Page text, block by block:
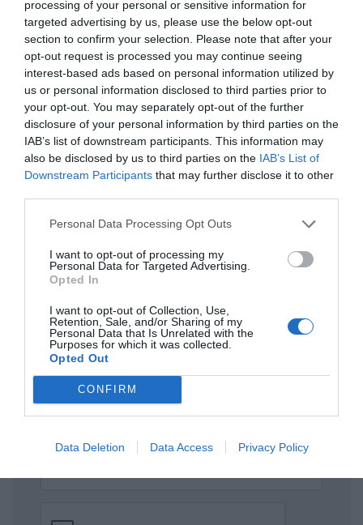
processing of your personal or sensitive information for
targeted advertising by us, please use the below opt-out
section to confirm your selection. Please note that after your
opt-out request is processed you may continue seeing
interest-based ads based on personal information utilized by
us or personal information disclosed to third parties prior to
your opt-out. You may separately opt-out of the further
disclosure of your personal information by third parties on the
IAB’s list of downstream participants. This information may
also be disclosed by us to third parties on the IAB’s List of
Downstream Participants that may further disclose it to other
Personal Data Processing Opt Outs
I want to opt-out of processing my
Personal Data for Targeted Advertising.
Opted In
I want to opt-out of Collection, Use,
Retention, Sale, and/or Sharing of my
Personal Data that Is Unrelated with the
Purposes for which it was collected.
Opted Out
CONFIRM
Data Deletion Data Access Privacy Policy
Η ανωνυμία είναι το καλύτερο κρησφύγετο δειλίας και
χυδαιότητας!
Σχόλια 0
Πρόσθεσε ένα σχόλιο
ΣΧΟΛΙΟ